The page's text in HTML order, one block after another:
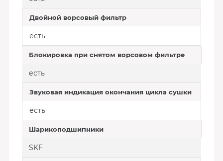
Двойной ворсовый фильтр
есть
Блокировка при снятом ворсовом фильтре
есть
Звуковая индикация окончания цикла сушки
есть
Шарикоподшипники
SKF